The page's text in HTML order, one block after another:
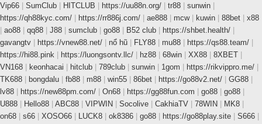
Vip66 | SumClub | HITCLUB | https://uu88n.org/ | tr88 | sunwin |
https://qh88kyc.com/ | https://rr886j.com/ | ae888 | mcw| kuwin | 88bet | x88
| ao88 | qq88 | J88 | sumclub | go88 | B52 club | https://shbet.health/ |
gavangtv | https://vnew88.net/ | nổ hũ | FLY88 | mu88 | https://qs88.team/ |
https://hi88.pink | https://luongsontv.llc/ | hz88 | 68win | XX88 | 8XBET |
VN168 | keonhacai | hitclub | 789club | sunwin | 1gom | https://rikvippro.me/ |
TK688 | bongdalu | fb88 | m88 | win55 | 86bet | https://go88v2.net/ | GG88 |
lv88 | https://new88pm.com/ | On68 | https://gg88fun.com | go88 | go88 |
U888 | Hello88 | ABC88 | VIPWIN | Socolive | CakhiaTV | 78WIN | MK8 |
on68 | s66 | XOSO66 | LUCK8 | ok8386 | go88 | https://go88play.site | S666 |